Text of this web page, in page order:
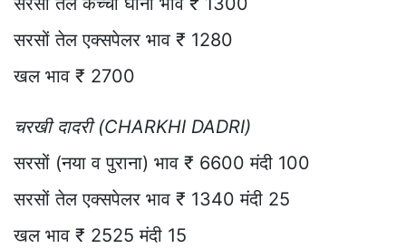
सरसों तेल एक्सपेलर भाव ₹ 1280
खल भाव ₹ 2700
चरखी दादरी (CHARKHI DADRI)
सरसों (नया व पुराना) भाव ₹ 6600 मंदी 100
सरसों तेल एक्सपेलर भाव ₹ 1340 मंदी 25
खल भाव ₹ 2525 मंदी 15